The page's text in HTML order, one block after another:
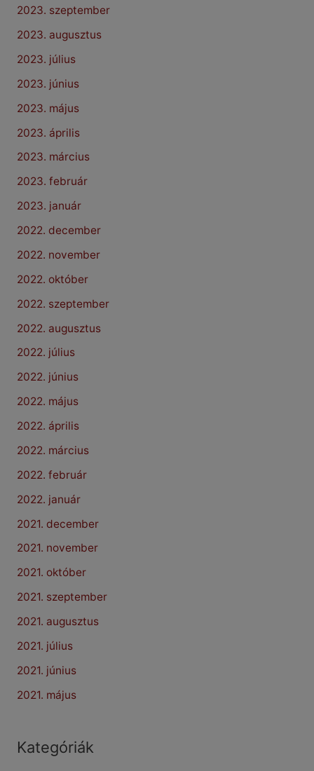
2023. szeptember
2023. augusztus
2023. július
2023. június
2023. május
2023. április
2023. március
2023. február
2023. január
2022. december
2022. november
2022. október
2022. szeptember
2022. augusztus
2022. július
2022. június
2022. május
2022. április
2022. március
2022. február
2022. január
2021. december
2021. november
2021. október
2021. szeptember
2021. augusztus
2021. július
2021. június
2021. május
Kategóriák